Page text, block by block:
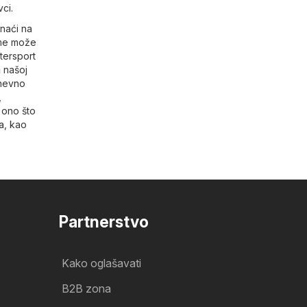
na
može
našoj
što
, kao
Partnerstvo
Kako oglašavati
B2B zona